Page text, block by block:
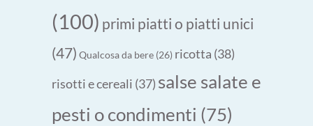
(100) primi piatti o piatti unici
(47) Qualcosa da bere (26) ricotta (38)
risotti e cereali (37) salse salate e
pesti o condimenti (75)